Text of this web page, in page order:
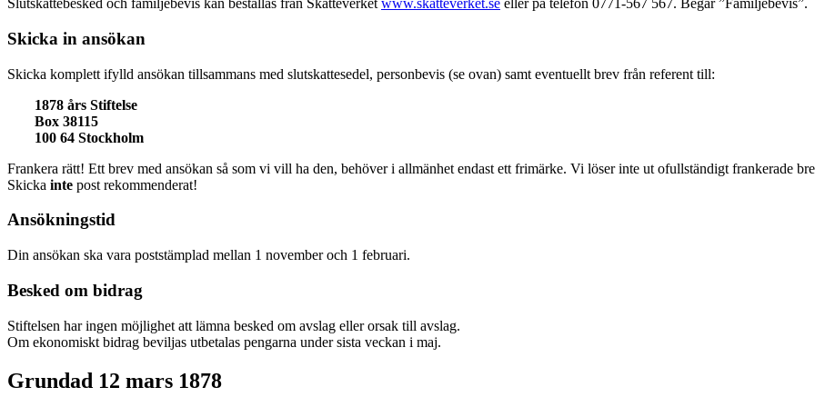
Slutskattebesked och familjebevis kan beställas från Skatteverket www.skatteverket.se eller på telefon 0771-567 567. Begär ”Familjebevis”.
Skicka in ansökan
Skicka komplett ifylld ansökan tillsammans med slutskattesedel, personbevis (se ovan) samt eventuellt brev från referent till:
1878 års Stiftelse
Box 38115
100 64 Stockholm
Frankera rätt! Ett brev med ansökan så som vi vill ha den, behöver i allmänhet endast ett frimärke. Vi löser inte ut ofullständigt frankerade
Skicka inte post rekommenderat!
Ansökningstid
Din ansökan ska vara poststämplad mellan 1 november och 1 februari.
Besked om bidrag
Stiftelsen har ingen möjlighet att lämna besked om avslag eller orsak till avslag.
Om ekonomiskt bidrag beviljas utbetalas pengarna under sista veckan i maj.
Grundad 12 mars 1878